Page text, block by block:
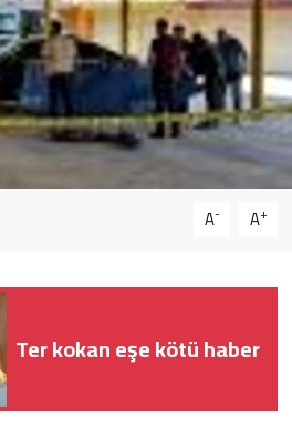
A- A+
Ter kokan eşe kötü haber